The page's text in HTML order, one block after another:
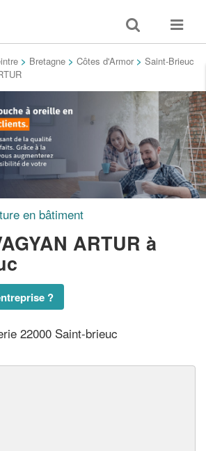
Toggle
search
Toggle
> Bretagne > Côtes d'Armor > Saint-Brieuc
en bâtiment
ARTUR à
?
22000 Saint-brieuc